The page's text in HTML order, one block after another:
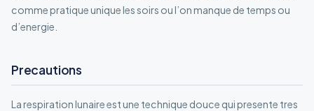
comme pratique unique les soirs ou l’on manque de temps ou
d’energie.
Precautions
La respiration lunaire est une technique douce qui presente tres